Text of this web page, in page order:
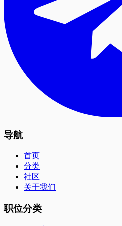
导航
首页
分类
社区
关于我们
职位分类